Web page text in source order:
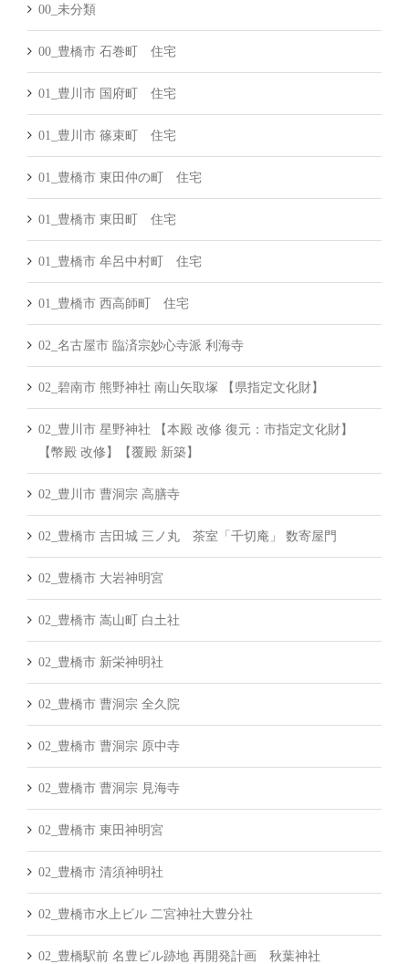
00_未分類
00_豊橋市 石巻町 住宅
01_豊川市 国府町 住宅
01_豊川市 篠束町 住宅
01_豊橋市 東田仲の町 住宅
01_豊橋市 東田町 住宅
01_豊橋市 牟呂中村町 住宅
01_豊橋市 西高師町 住宅
02_名古屋市 臨済宗妙心寺派 利海寺
02_碧南市 熊野神社 南山矢取塚 【県指定文化財】
02_豊川市 星野神社 【本殿 改修 復元：市指定文化財】
【幣殿 改修】【覆殿 新築】
02_豊川市 曹洞宗 高膳寺
02_豊橋市 吉田城 三ノ丸 茶室「千切庵」 数寄屋門
02_豊橋市 大岩神明宮
02_豊橋市 嵩山町 白土社
02_豊橋市 新栄神明社
02_豊橋市 曹洞宗 全久院
02_豊橋市 曹洞宗 原中寺
02_豊橋市 曹洞宗 見海寺
02_豊橋市 東田神明宮
02_豊橋市 清須神明社
02_豊橋市水上ビル 二宮神社大豊分社
02_豊橋駅前 名豊ビル跡地 再開発計画 秋葉神社